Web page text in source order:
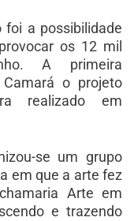
foi a possibilidade
os 12 mil
A primeira
o projeto
realizado em
se um grupo
em que a arte fez
Arte em
e trazendo